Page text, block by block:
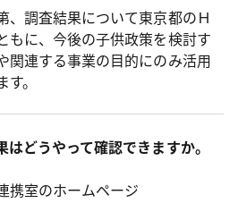
、調査結果について東京都のＨ
もに、今後の子供政策を検討す
関連する事業の目的にのみ活用
。
はどうやって確認できますか。
携室のホームページ